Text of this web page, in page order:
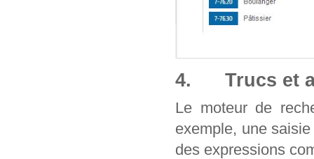
4. Trucs et
Le moteur de
exemple, une
des expressions